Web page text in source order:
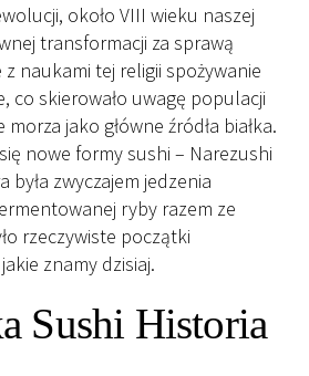
około VIII wieku naszej
transformacji za sprawą
naukami tej religii spożywanie
co skierowało uwagę populacji
jako główne źródła białka.
nowe formy sushi – Narezushi
zwyczajem jedzenia
ryby razem ze
rzeczywiste początki
znamy dzisiaj.
Sushi Historia